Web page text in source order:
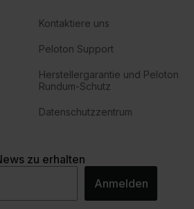
Kontaktiere uns
Peloton Support
Herstellergarantie und Peloton
Rundum-Schutz
Datenschutzzentrum
zu erhalten
Anmelden